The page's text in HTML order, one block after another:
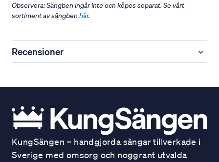
Observera: Sängben ingår inte och köpes separat. Se vårt
sortiment av sängben här.
Recensioner
KungSängen – handgjorda sängar tillverkade i
Sverige med omsorg och noggrant utvalda